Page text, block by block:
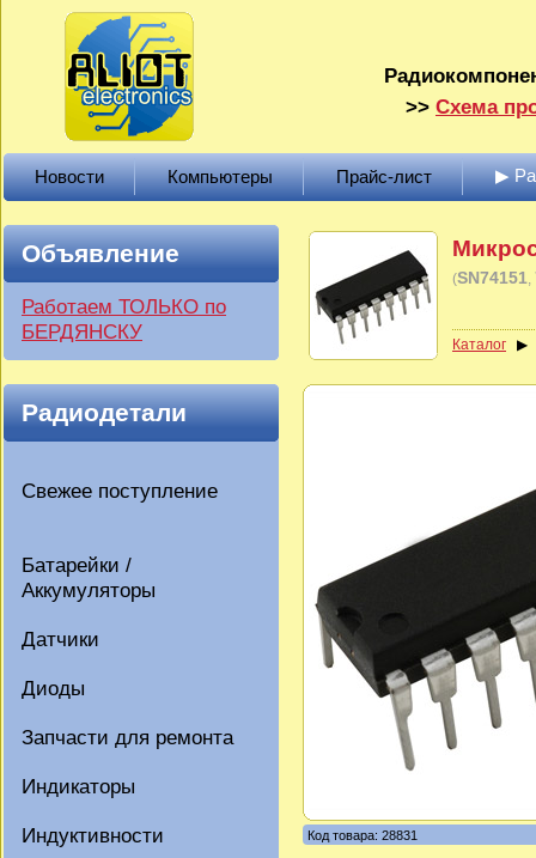
>> Схема
Новости Компьютеры Прайс-лист ▶
Объявление
Работаем ТОЛЬКО по
БЕРДЯНСКУ
Радиодетали
Свежее поступление
Батарейки /
Аккумуляторы
Датчики
Диоды
Запчасти для ремонта
Индикаторы
Индуктивности
(SN74151
Каталог
Код товара: 28831